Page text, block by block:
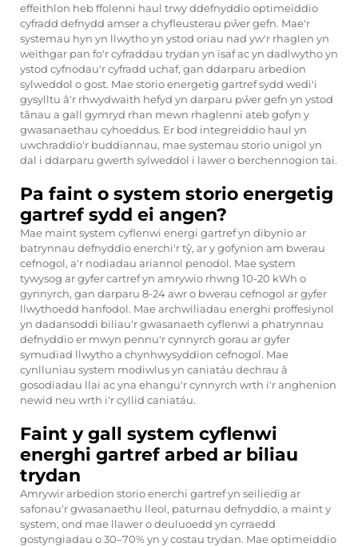
effeithlon heb ffolenni haul trwy ddefnyddio optimeiddio
cyfradd defnydd amser a chyfleusterau pŵer gefn. Mae'r
systemau hyn yn llwytho yn ystod oriau nad yw'r rhaglen yn
weithgar pan fo'r cyfraddau trydan yn isaf ac yn dadlwytho yn
ystod cyfnodau'r cyfradd uchaf, gan ddarparu arbedion
sylweddol o gost. Mae storio energetig gartref sydd wedi'i
gysylltu â'r rhwydwaith hefyd yn darparu pŵer gefn yn ystod
tânau a gall gymryd rhan mewn rhaglenni ateb gofyn y
gwasanaethau cyhoeddus. Er bod integreiddio haul yn
uwchraddio'r buddiannau, mae systemau storio unigol yn
dal i ddarparu gwerth sylweddol i lawer o berchennogion tai.
Pa faint o system storio energetig
gartref sydd ei angen?
Mae maint system cyflenwi energi gartref yn dibynio ar
batrynnau defnyddio enerchi'r tŷ, ar y gofynion am bwerau
cefnogol, a'r nodiadau ariannol penodol. Mae system
tywysog ar gyfer cartref yn amrywio rhwng 10-20 kWh o
gynnyrch, gan darparu 8-24 awr o bwerau cefnogol ar gyfer
llwythoedd hanfodol. Mae archwiliadau energhi proffesiynol
yn dadansoddi biliau'r gwasanaeth cyflenwi a phatrynnau
defnyddio er mwyn pennu'r cynnyrch gorau ar gyfer
symudiad llwytho a chynhwysyddion cefnogol. Mae
cynlluniau system modiwlus yn caniatáu dechrau â
gosodiadau llai ac yna ehangu'r cynnyrch wrth i'r anghenion
newid neu wrth i'r cyllid caniatáu.
Faint y gall system cyflenwi
energhi gartref arbed ar biliau
trydan
Amrywir arbedion storio enerchi gartref yn seiliedig ar
safonau'r gwasanaethu lleol, paturnau defnyddio, a maint y
system, ond mae llawer o deuluoedd yn cyrraedd
gostyngiadau o 30–70% yn y costau trydan. Mae optimeiddio